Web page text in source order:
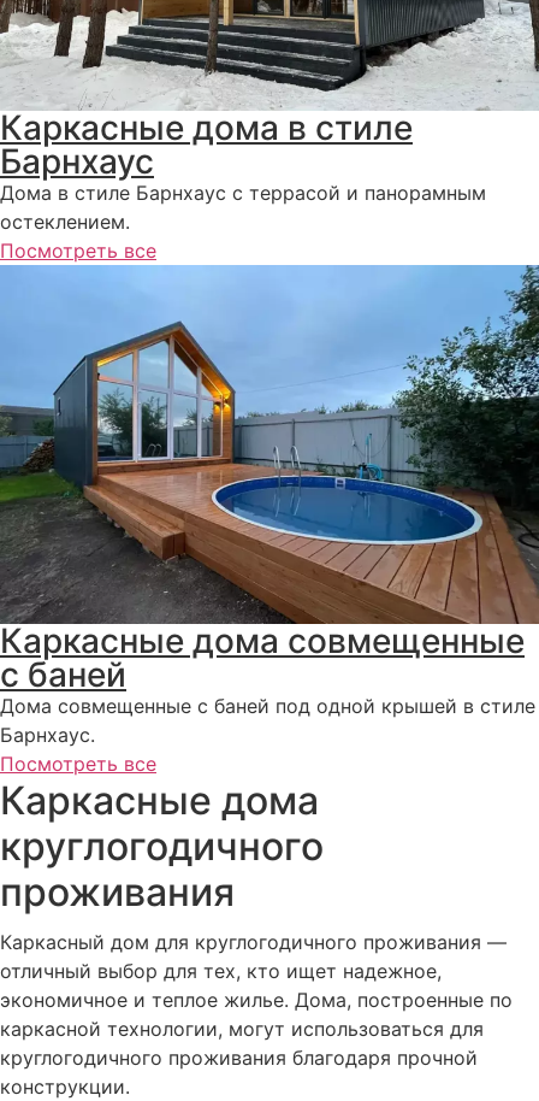
Каркасные дома в стиле
Барнхаус
Дома в стиле Барнхаус с террасой и панорамным
остеклением.
Посмотреть все
Каркасные дома совмещенные
с баней
Дома совмещенные с баней под одной крышей в стиле
Барнхаус.
Посмотреть все
Каркасные дома
круглогодичного
проживания
Каркасный дом для круглогодичного проживания —
отличный выбор для тех, кто ищет надежное,
экономичное и теплое жилье. Дома, построенные по
каркасной технологии, могут использоваться для
круглогодичного проживания благодаря прочной
конструкции.